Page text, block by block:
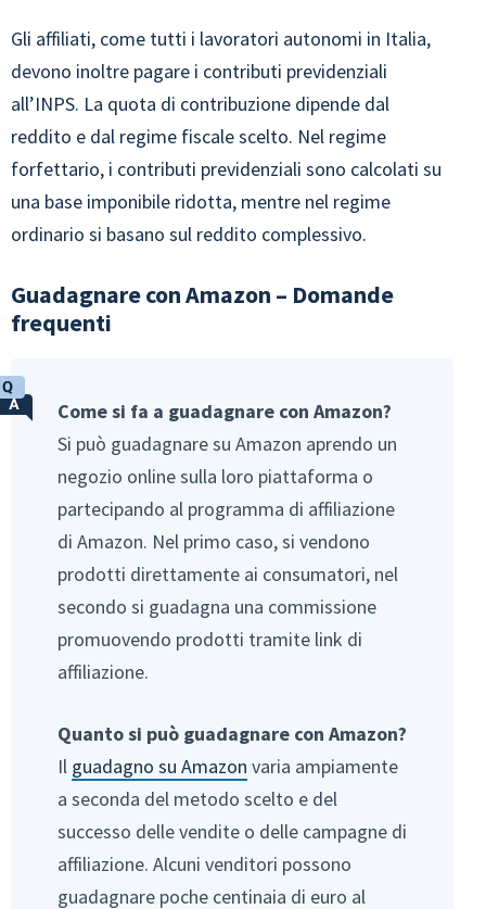
Gli affiliati, come tutti i lavoratori autonomi in Italia,
devono inoltre pagare i contributi previdenziali
all’INPS. La quota di contribuzione dipende dal
reddito e dal regime fiscale scelto. Nel regime
forfettario, i contributi previdenziali sono calcolati su
una base imponibile ridotta, mentre nel regime
ordinario si basano sul reddito complessivo.
Guadagnare con Amazon – Domande
frequenti
Come si fa a guadagnare con Amazon?
Si può guadagnare su Amazon aprendo un
negozio online sulla loro piattaforma o
partecipando al programma di affiliazione
di Amazon. Nel primo caso, si vendono
prodotti direttamente ai consumatori, nel
secondo si guadagna una commissione
promuovendo prodotti tramite link di
affiliazione.
Quanto si può guadagnare con Amazon?
Il guadagno su Amazon varia ampiamente
a seconda del metodo scelto e del
successo delle vendite o delle campagne di
affiliazione. Alcuni venditori possono
guadagnare poche centinaia di euro al